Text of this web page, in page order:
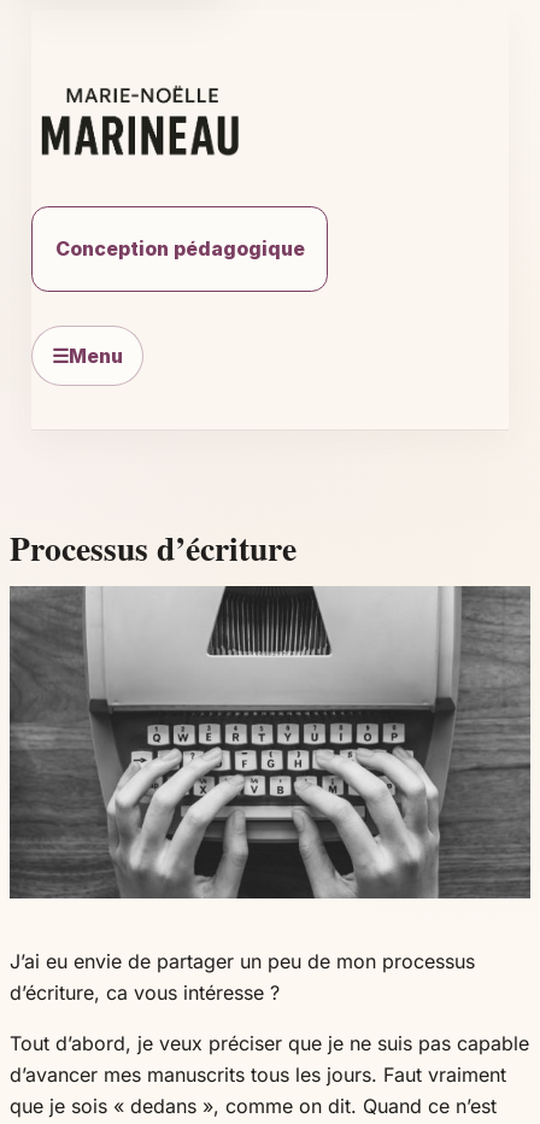
contenu
☰Menu
Conception pédagogique
Processus d’écriture
J’ai eu envie de partager un peu de mon processus
d’écriture, ca vous intéresse ?
Tout d’abord, je veux préciser que je ne suis pas capable
d’avancer mes manuscrits tous les jours. Faut vraiment
que je sois « dedans », comme on dit. Quand ce n’est